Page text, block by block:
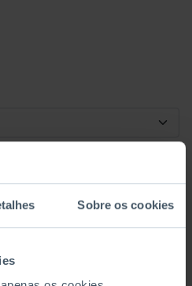
Sobre os cookies